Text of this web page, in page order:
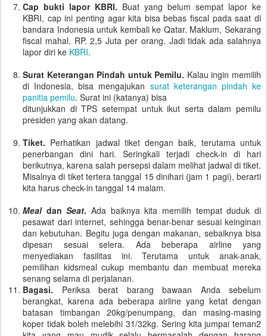
Cap bukti lapor KBRI. Buat yang belum sempat lapor ke
KBRI, cap ini penting agar kita bisa bebas fiscal pada saat di
bandara Indonesia untuk kembali ke Qatar. Maklum, Sekarang
fiscal mahal, RP. 2,5 Juta per orang. Jadi tidak ada salahnya
lapor diri ke KBRI.
Surat Keterangan Pindah untuk Pemilu. Kalau ingin memilih
di Indonesia, bisa mengajukan surat keterangan pindah ke
panitia pemilu. Surat ini (katanya) bisa
ditunjukkan di TPS setempat untuk ikut serta dalam pemilu
presiden yang akan datang.
Tiket. Perhatikan jadwal tiket dengan baik, terutama untuk
penerbangan dini hari. Seringkali terjadi check-in di hari
berikutnya, karena salah persepsi dalam melihat jadwal di tiket.
Misalnya di tiket tertera tanggal 15 dinihari (jam 1 pagi), berarti
kita harus check-in tanggal 14 malam.
MealdanSeat. Ada baiknya kita memilih tempat duduk di
pesawat dari internet, sehingga benar-benar sesuai keinginan
dan kebutuhan. Begitu juga dengan makanan, sebaiknya bisa
dipesan sesuai selera. Ada beberapa airline yang
menyediakan fasilitas ini. Terutama untuk anak-anak,
pemilihan kidsmeal cukup membantu dan membuat mereka
senang selama di perjalanan.
Bagasi. Periksa berat barang bawaan Anda sebelum
berangkat, karena ada beberapa airline yang ketat dengan
batasan timbangan 20kg/penumpang, dan masing-masing
koper tidak boleh melebihi 31/32kg. Sering kita jumpai teman2